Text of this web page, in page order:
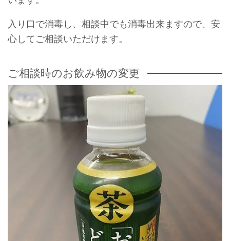
入り口で消毒し、相談中でも消毒出来ますので、安
心してご相談いただけます。
ご相談時のお飲み物の変更